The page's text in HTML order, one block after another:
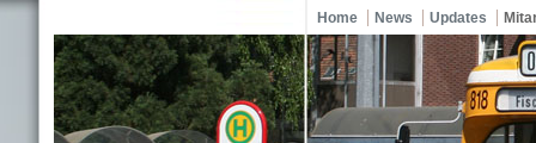
Home News Updates